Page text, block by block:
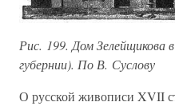
Рис. 199. Дом Зелейщикова
губернии). По В. Суслову
О русской живописи XVII